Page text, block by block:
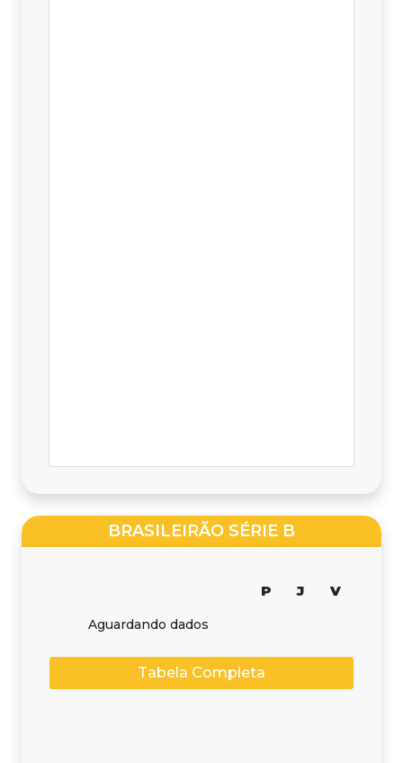
BRASILEIRÃO SÉRIE B
P J V
Aguardando dados
Tabela Completa